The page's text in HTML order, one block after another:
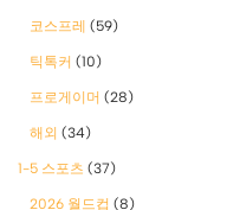
코스프레 (59)
틱톡커 (10)
프로게이머 (28)
해외 (34)
1-5 스포츠 (37)
2026 월드컵 (8)